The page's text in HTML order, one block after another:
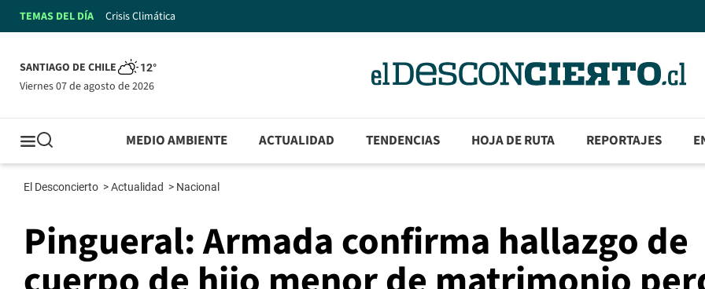
TEMAS DEL DÍA Crisis Climática
SANTIAGO DE CHILE 12°
viernes 07 de agosto de 2026
MEDIO AMBIENTE ACTUALIDAD TENDENCIAS HOJA DE RUTA REPORTAJES
El Desconcierto >Actualidad > Nacional
Pingueral: Armada confirma hallazgo de